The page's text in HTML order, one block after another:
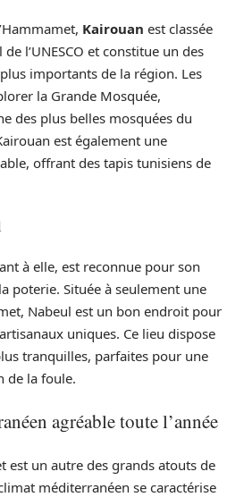
Kairouan est classée
l’UNESCO et constitue un des
importants de la région. Les
la Grande Mosquée,
des plus belles mosquées du
est également une
offrant des tapis tunisiens de
à elle, est reconnue pour son
poterie. Située à seulement une
Nabeul est un bon endroit pour
uniques. Ce lieu dispose
tranquilles, parfaites pour une
de la foule.
agréable toute l’année
est un autre des grands atouts de
méditerranéen se caractérise